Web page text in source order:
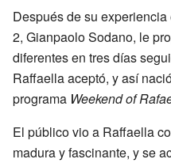
Después de su
2, Gianpaolo Sodano, le
diferentes en tres días
Raffaella aceptó, y así
programa Weekend of
El público vio a Raffaella
madura y fascinante, y se